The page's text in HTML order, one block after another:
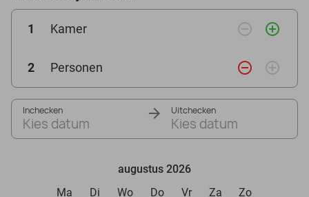
1 Kamer remove_circle_outline add_circle_outline
2 Personen remove_circle_outline add_circle_outline
Inchecken
Kies datum
Uitchecken
Kies datum
augustus 2026
Ma
Di Wo Do Vr Za Zo